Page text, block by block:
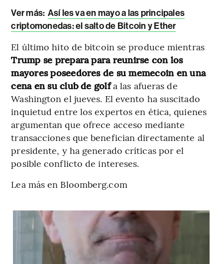
Ver más: Así les va en mayo a las principales
criptomonedas: el salto de Bitcoin y Ether
El último hito de bitcoin se produce mientras
Trump se prepara para reunirse con los
mayores poseedores de su memecoin en una
cena en su club de golfa las afueras de
Washington el jueves. El evento ha suscitado
inquietud entre los expertos en ética, quienes
argumentan que ofrece acceso mediante
transacciones que benefician directamente al
presidente, y ha generado críticas por el
posible conflicto de intereses.
Lea más en Bloomberg.com